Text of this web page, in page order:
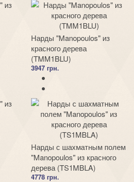
Нарды "Manopoulos" из
красного дерева
(TMM1BLU)
3947 грн.
Нарды с шахматным полем
"Manopoulos" из красного
дерева (TS1MBLA)
4778 грн.